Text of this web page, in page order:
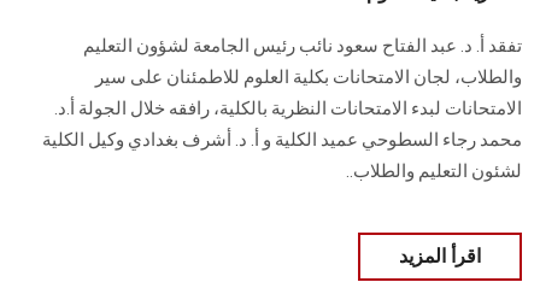
تفقد أ. د. عبد الفتاح سعود نائب رئيس الجامعة لشؤون التعليم
والطلاب، لجان الامتحانات بكلية العلوم للاطمئنان على سير
الامتحانات لبدء الامتحانات النظرية بالكلية، رافقه خلال الجولة أ.د.
محمد رجاء السطوحي عميد الكلية و أ. د. أشرف بغدادي وكيل الكلية
لشئون التعليم والطلاب..
اقرأ المزيد